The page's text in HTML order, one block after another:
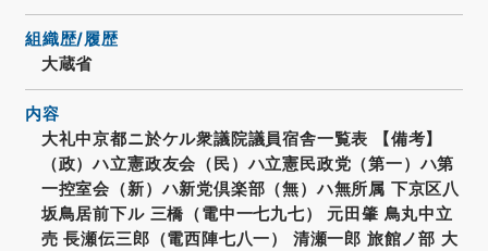
組織歴/履歴
大蔵省
内容
大礼中京都ニ於ケル衆議院議員宿舎一覧表 【備考】
（政）ハ立憲政友会（民）ハ立憲民政党（第一）ハ第
一控室会（新）ハ新党倶楽部（無）ハ無所属 下京区八
坂鳥居前下ル 三橋（電中一七九七） 元田肇 鳥丸中立
売 長瀬伝三郎（電西陣七八一） 清瀬一郎 旅館ノ部 大